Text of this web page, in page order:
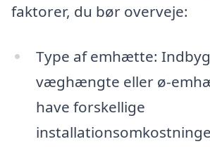
faktorer, du bør overveje:
Type af emhætte:
væghængte eller ø-
have forskellige